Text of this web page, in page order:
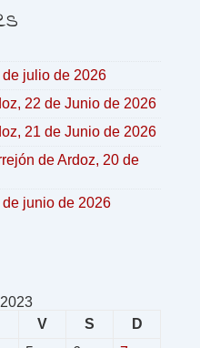
julio de 2026
22 de Junio de 2026
21 de Junio de 2026
de Ardoz, 20 de
junio de 2026
V S
D